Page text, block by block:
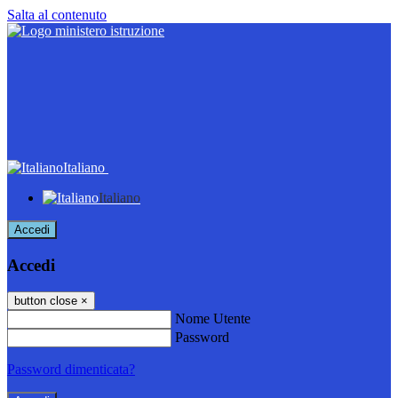
Salta al contenuto
Italiano
Italiano
Accedi
Accedi
button close ×
Nome Utente
Password
Password dimenticata?